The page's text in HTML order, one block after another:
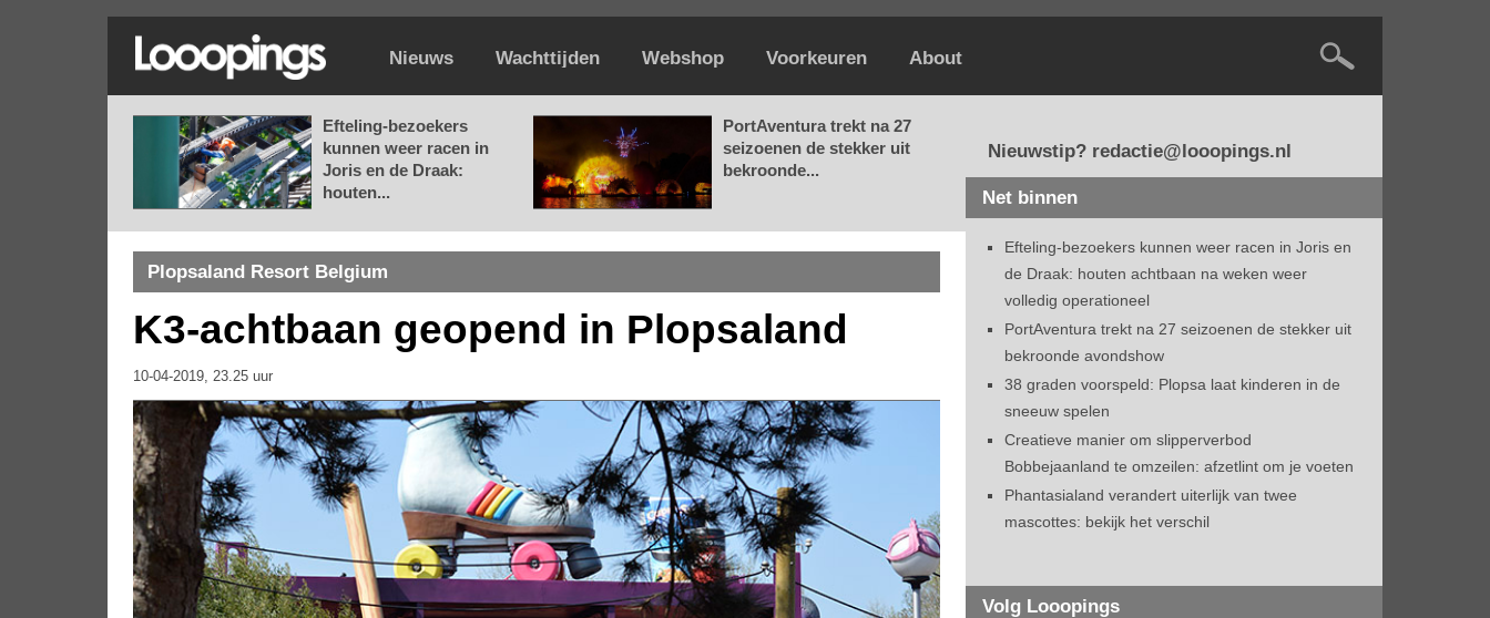
Nieuws Wachttijden Webshop Voorkeuren About
Efteling-bezoekers
kunnen weer racen in
Joris en de Draak:
houten...
PortAventura trekt na 27
seizoenen de stekker uit
bekroonde...
Plopsaland Resort Belgium
K3-achtbaan geopend in Plopsaland
10-04-2019, 23.25 uur
Nieuwstip? redactie@looopings.nl
Net binnen
Efteling-bezoekers kunnen weer racen in Joris en
de Draak: houten achtbaan na weken weer
volledig operationeel
PortAventura trekt na 27 seizoenen de stekker uit
bekroonde avondshow
38 graden voorspeld: Plopsa laat kinderen in de
sneeuw spelen
Creatieve manier om slipperverbod
Bobbejaanland te omzeilen: afzetlint om je voeten
Phantasialand verandert uiterlijk van twee
mascottes: bekijk het verschil
Volg Looopings